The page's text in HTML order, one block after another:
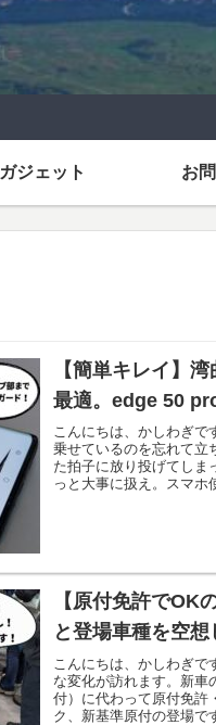
ガジェット お
【簡単キレイ】
最適。edge 50
こんにちは、かしわぎで
乗せているのを忘れて立
た拍子に放り投げてしま
っと大事に扱え。スマホ
【原付免許でOK
と登場車種を空想
こんにちは、かしわぎで
な変化が訪れます。新車
付）に代わって原付免許
ク、新基準原付の登場で